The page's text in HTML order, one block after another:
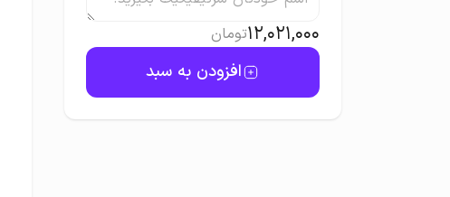
12,021,000تومان
افزودن به سبد